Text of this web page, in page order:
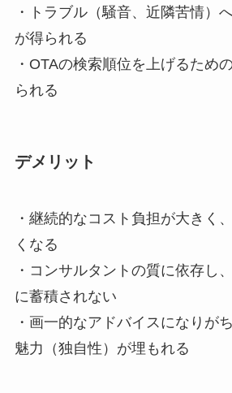
・トラブル（騒音、近隣苦情）
が得られる
・OTAの検索順位を上げるため
られる
デメリット
・継続的なコスト負担が大きく
くなる
・コンサルタントの質に依存し
に蓄積されない
・画一的なアドバイスになりが
魅力（独自性）が埋もれる